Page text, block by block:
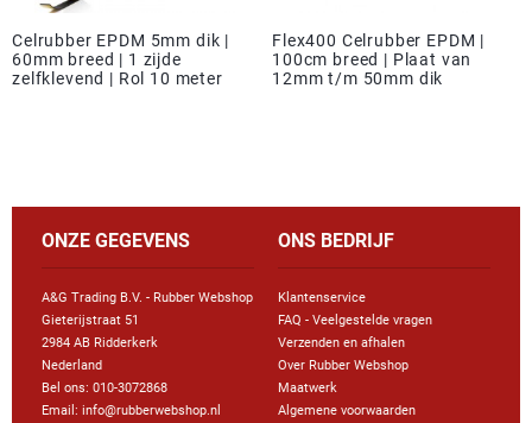
Celrubber EPDM 5mm dik |
60mm breed | 1 zijde
zelfklevend | Rol 10 meter
Flex400 Celrubber EPDM |
100cm breed | Plaat van
12mm t/m 50mm dik
ONZE GEGEVENS
A&G Trading B.V. - Rubber Webshop
Gieterijstraat 51
2984 AB Ridderkerk
Nederland
Bel ons: 010-3072868
Email: info@rubberwebshop.nl
ONS BEDRIJF
Klantenservice
FAQ - Veelgestelde vragen
Verzenden en afhalen
Over Rubber Webshop
Maatwerk
Algemene voorwaarden